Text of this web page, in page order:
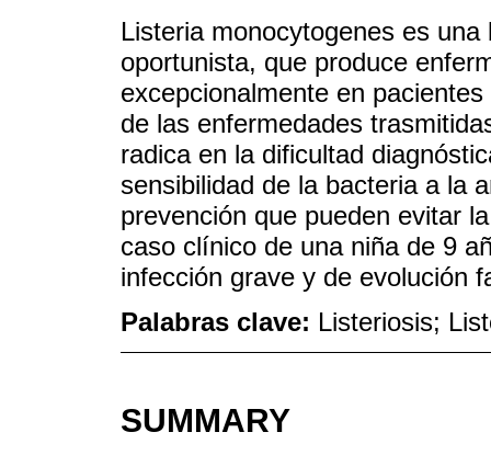
Listeria monocytogenes es
oportunista, que produce
excepcionalmente en
de las enfermedades
radica en la dificultad
sensibilidad de la bacteria a la
prevención que pueden evitar
caso clínico de una niña de 9
infección grave y de evolución
Palabras clave: Listeriosis;
SUMMARY